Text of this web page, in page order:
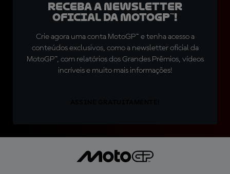
Receba a newsletter
oficial da MotoGP™!
Crie agora uma conta MotoGP™ e tenha acesso a
conteúdos exclusivos, como a newsletter oficial da
MotoGP™, com relatórios dos Grandes Prêmios, vídeos
incríveis e muito mais informações!